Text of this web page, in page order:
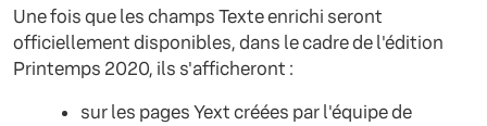
Une fois que les champs Texte enrichi seront
officiellement disponibles, dans le cadre de l'édition
Printemps 2020, ils s'afficheront :
sur les pages Yext créées par l'équipe de